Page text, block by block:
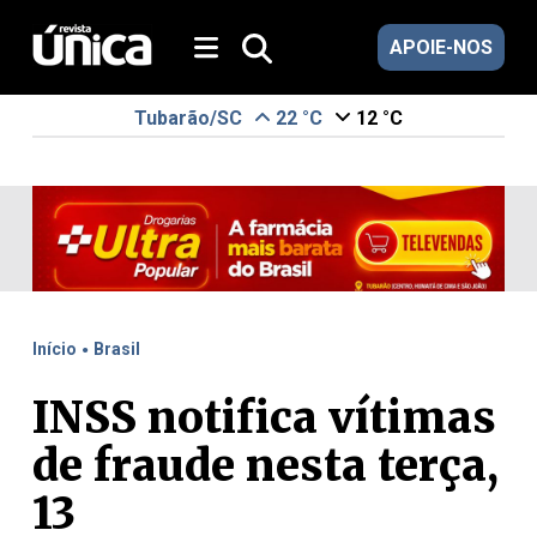
APOIE-NOS
Tubarão/SC 22 °C 12 °C
Início . Brasil
INSS notifica vítimas
de fraude nesta terça,
13